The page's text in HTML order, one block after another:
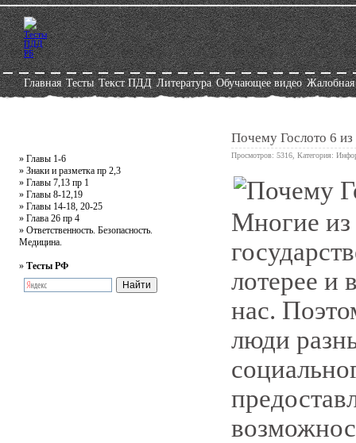
Главная Тесты Текст ПДД Литература Обучающее видео Жалобная
» Главы 1-6
» Знаки и разметка пр 2,3
» Главы 7,13 пр 1
» Главы 8-12,19
» Главы 14-18, 20-25
» Глава 26 пр 4
» Ответственность. Безопасность.
Медицина.
» Тесты РФ
Почему Гослото 6 из
Просмотров: 5316, Категория:
Многие из
лотерее и
нас.
люди